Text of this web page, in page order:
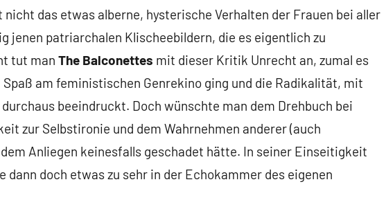
das etwas alberne, hysterische Verhalten der Frauen bei aller
jenen patriarchalen Klischeebildern, die es eigentlich zu
tut man The Balconettes mit dieser Kritik Unrecht an, zumal es
am feministischen Genrekino ging und die Radikalität, mit
beeindruckt. Doch wünschte man dem Drehbuch bei
zur Selbstironie und dem Wahrnehmen anderer (auch
Anliegen keinesfalls geschadet hätte. In seiner Einseitigkeit
doch etwas zu sehr in der Echokammer des eigenen